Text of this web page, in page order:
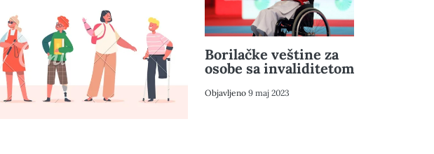
Borilačke veštine za
osobe sa invaliditetom
Objavljeno 9 maj 2023